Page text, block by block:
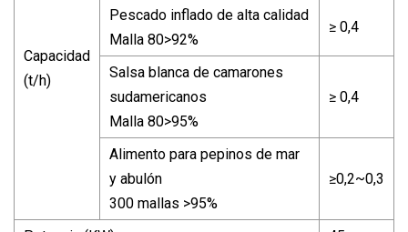
Capacidad
(t/h)
Pescado inflado de alta calidad
Malla 80>92%
≥ 0,4
Salsa blanca de camarones
sudamericanos
Malla 80>95%
≥ 0,4
Alimento para pepinos de mar
y abulón
300 mallas >95%
≥0,2~0,3